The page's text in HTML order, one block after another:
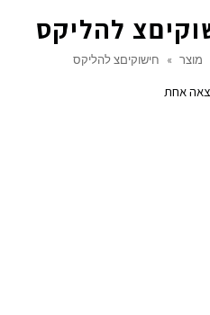
להליקס
מוצר » חישוקיםצ להליקס
אחת